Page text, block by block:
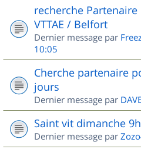
recherche
VTTAE / Belfort
Dernier message par
10:05
Cherche partenaire
jours
Dernier message par
Saint vit dimanche
Dernier message par